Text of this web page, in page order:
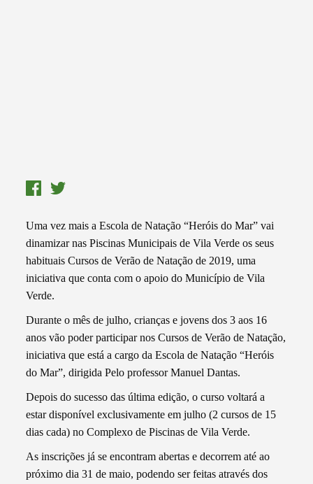
Uma vez mais a Escola de Natação “Heróis do Mar” vai
dinamizar nas Piscinas Municipais de Vila Verde os seus
habituais Cursos de Verão de Natação de 2019, uma
iniciativa que conta com o apoio do Município de Vila
Verde.
Durante o mês de julho, crianças e jovens dos 3 aos 16
anos vão poder participar nos Cursos de Verão de Natação,
iniciativa que está a cargo da Escola de Natação “Heróis
do Mar”, dirigida Pelo professor Manuel Dantas.
Depois do sucesso das última edição, o curso voltará a
estar disponível exclusivamente em julho (2 cursos de 15
dias cada) no Complexo de Piscinas de Vila Verde.
As inscrições já se encontram abertas e decorrem até ao
próximo dia 31 de maio, podendo ser feitas através dos